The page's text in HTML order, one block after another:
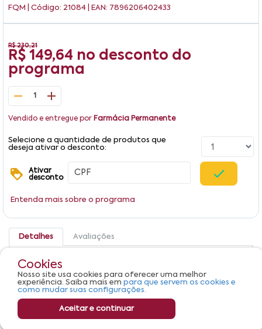
FQM | Código: 21084 | EAN: 7896206402433
R$ 230,21
R$ 149,64 no desconto do
programa
1
Vendido e entregue por Farmácia Permanente
Selecione a quantidade de produtos que
deseja ativar o desconto:
Ativar
desconto
Entenda mais sobre o programa
Detalhes Avaliações
Symbicort Turbuhaler 12/400mcg AstraZeneca Caixa Pó
Inalante 100mg
Cookies
Nosso site usa cookies para oferecer uma melhor
experiência. Saiba mais em para que servem os cookies e
como mudar suas configurações.
Aceitar e continuar